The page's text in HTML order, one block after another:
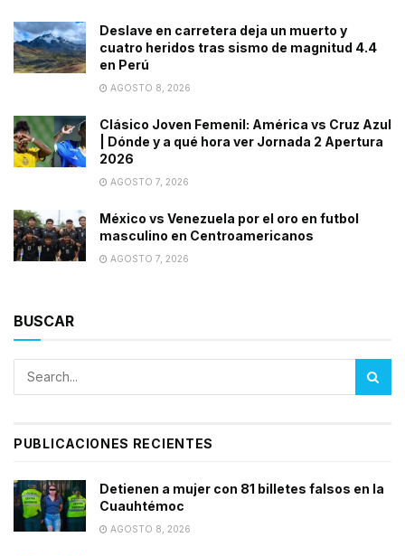
Deslave en carretera deja un muerto y
cuatro heridos tras sismo de magnitud 4.4
en Perú
AGOSTO 8, 2026
Clásico Joven Femenil: América vs Cruz Azul
| Dónde y a qué hora ver Jornada 2 Apertura
2026
AGOSTO 7, 2026
México vs Venezuela por el oro en futbol
masculino en Centroamericanos
AGOSTO 7, 2026
BUSCAR
PUBLICACIONES RECIENTES
Detienen a mujer con 81 billetes falsos en la
Cuauhtémoc
AGOSTO 8, 2026